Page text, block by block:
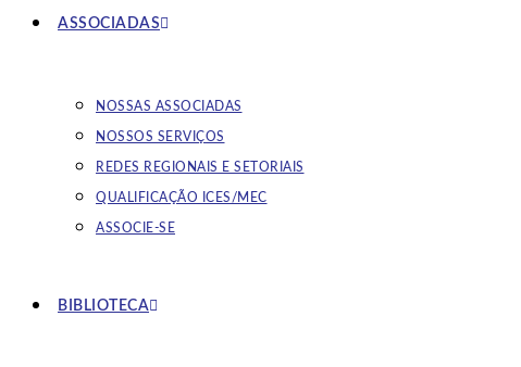
ASSOCIADAS
NOSSAS ASSOCIADAS
NOSSOS SERVIÇOS
REDES REGIONAIS E SETORIAIS
QUALIFICAÇÃO ICES/MEC
ASSOCIE-SE
BIBLIOTECA